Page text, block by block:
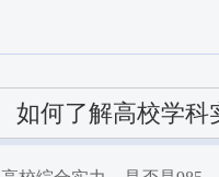
如何了解高校学科